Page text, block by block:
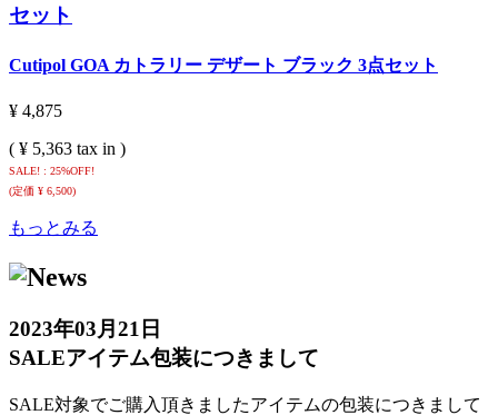
Cutipol GOA カトラリー デザート ブラック 3点セット
¥ 4,875
( ¥ 5,363 tax in )
SALE! : 25%OFF!
(定価 ¥ 6,500)
もっとみる
2023年03月21日
SALEアイテム包装につきまして
SALE対象でご購入頂きましたアイテムの包装につきまして